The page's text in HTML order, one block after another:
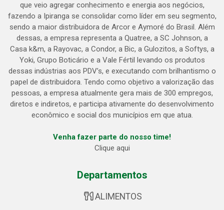
que veio agregar conhecimento e energia aos negócios,
fazendo a Ipiranga se consolidar como líder em seu segmento,
sendo a maior distribuidora de Arcor e Aymoré do Brasil. Além
dessas, a empresa representa a Quatree, a SC Johnson, a
Casa k&m, a Rayovac, a Condor, a Bic, a Gulozitos, a Softys, a
Yoki, Grupo Boticário e a Vale Fértil levando os produtos
dessas indústrias aos PDV’s, e executando com brilhantismo o
papel de distribuidora. Tendo como objetivo a valorização das
pessoas, a empresa atualmente gera mais de 300 empregos,
diretos e indiretos, e participa ativamente do desenvolvimento
econômico e social dos municípios em que atua.
Venha fazer parte do nosso time!
Clique aqui
Departamentos
ALIMENTOS